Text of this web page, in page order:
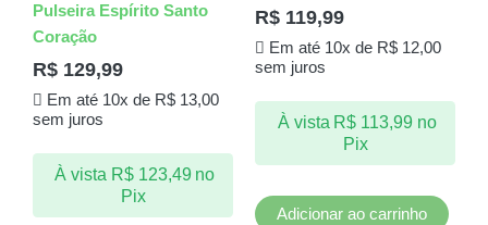
Pulseira Espírito Santo
Coração
R$ 129,99
Em até 10x de R$13,00
sem juros
À vista R$123,49 no
Pix
R$ 119,99
Em até 10x de R$12,00
sem juros
À vista R$ 113,99 no
Pix
Adicionar ao carrinho